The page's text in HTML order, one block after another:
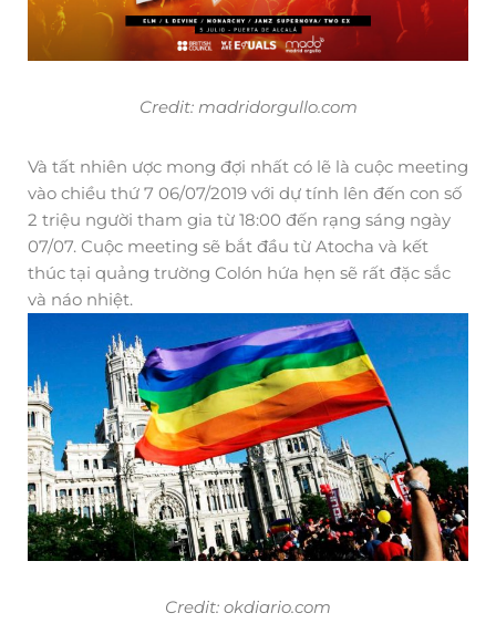
Credit: madridorgullo.com
Và tất nhiên ược mong đợi nhất có lẽ là cuộc meeting
vào chiều thứ 7 06/07/2019 với dự tính lên đến con số
2 triệu người tham gia từ 18:00 đến rạng sáng ngày
07/07. Cuộc meeting sẽ bắt đầu từ Atocha và kết
thúc tại quảng trường Colón hứa hẹn sẽ rất đặc sắc
và náo nhiệt.
Credit: okdiario.com